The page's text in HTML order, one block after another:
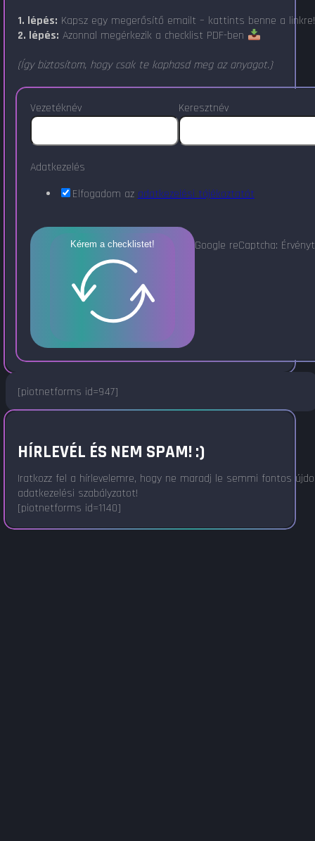
1. lépés: Kapsz egy megerősítő emailt – kattints benne a linkre!
2. lépés: Azonnal megérkezik a checklist PDF-ben
(Így biztosítom, hogy csak te kaphasd meg az anyagot.)
Vezetéknév Keresztnév
Adatkezelés
Elfogadom az adatkezelési tájékoztatót
Kérem a checklistet! Google reCaptcha:
[piotnetforms id=947]
HÍRLEVÉL ÉS NEM SPAM! :)
Iratkozz fel a hírlevelemre, hogy ne maradj le semmi fontos
adatkezelési szabályzatot!
[piotnetforms id=1140]